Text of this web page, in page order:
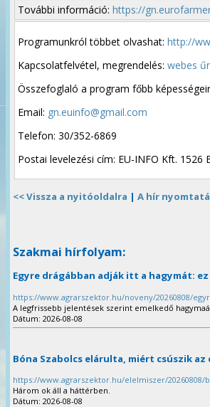
További információ: https://
Programunkról többet olvashat: http://
Kapcsolatfelvétel, megrendelés: webes
Összefoglaló a program főbb
Email: gn.euinfo@gmail.com
Telefon: 30/352-6869
Postai levelezési cím: EU-INFO Kft. 1526
<< Vissza a nyitóoldalra | A hír
Szakmai hírfolyam:
Egyre drágábban adják itt a hagymát:
https://www.agrarszektor.hu/noveny/20260808/
A legfrissebb jelentések szerint emelkedő
Dátum: 2026-08-08
Bóna Szabolcs elárulta, miért csúszik
https://www.agrarszektor.hu/elelmiszer/20260808/
Három ok áll a háttérben.
Dátum: 2026-08-08